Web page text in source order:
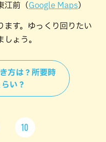
江前（Google Maps）
ます。ゆっくり回りたい
ょう。
方は？所要時
い？
10